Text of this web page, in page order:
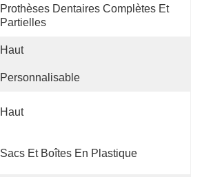
Prothèses Dentaires Complètes Et
Partielles
Haut
Personnalisable
Haut
Sacs Et Boîtes En Plastique